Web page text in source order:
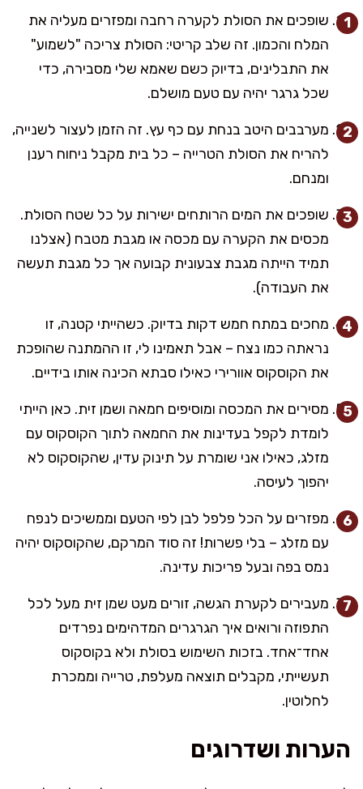
שופכים את הסולת לקערה רחבה ומפזרים מעליה את
המלח והכמון. זה שלב קריטי: הסולת צריכה "לשמוע"
את התבלינים, בדיוק כשם שאמא שלי מסבירה, כדי
שכל גרגר יהיה עם טעם מושלם.
מערבבים היטב בנחת עם כף עץ. זה הזמן לעצור לשנייה,
להריח את הסולת הטרייה – כל בית מקבל ניחוח רענן
ומנחם.
שופכים את המים הרותחים ישירות על כל שטח הסולת.
מכסים את הקערה עם מכסה או מגבת מטבח (אצלנו
תמיד הייתה מגבת צבעונית קבועה אך כל מגבת תעשה
את העבודה).
מחכים במתח חמש דקות בדיוק. כשהייתי קטנה, זו
נראתה כמו נצח – אבל תאמינו לי, זו ההמתנה שהופכת
את הקוסקוס אוורירי כאילו סבתא הכינה אותו בידיים.
מסירים את המכסה ומוסיפים חמאה ושמן זית. כאן הייתי
לומדת לקפל בעדינות את החמאה לתוך הקוסקוס עם
מזלג, כאילו אני שומרת על תינוק עדין, שהקוסקוס לא
יהפוך לעיסה.
מפזרים על הכל פלפל לבן לפי הטעם וממשיכים לנפח
עם מזלג – בלי פשרות! זה סוד המרקם, שהקוסקוס יהיה
נמס בפה ובעל פריכות עדינה.
מעבירים לקערת הגשה, זורים מעט שמן זית מעל לכל
התפוזה ורואים איך הגרגרים המדהימים נפרדים
אחד־אחד. בזכות השימוש בסולת ולא בקוסקוס
תעשייתי, מקבלים תוצאה מעלפת, טרייה וממכרת
לחלוטין.
הערות ושדרוגים